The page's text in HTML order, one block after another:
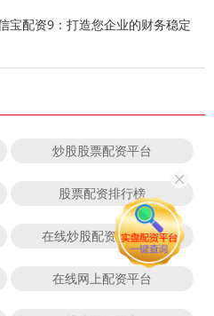
宝配资9：打造您企业的财务稳定
炒股股票配资平台
股票配资排行榜
在线炒股配资APP下载
在线网上配资平台